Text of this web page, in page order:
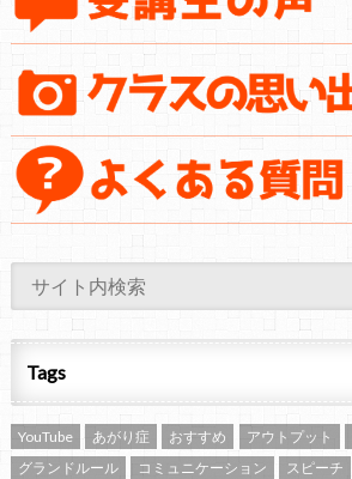
Tags
YouTube あがり症 おすすめ アウトプット
グランドルール
コミュニケーション スピーチ